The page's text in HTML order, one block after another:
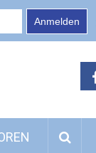
Anmelden